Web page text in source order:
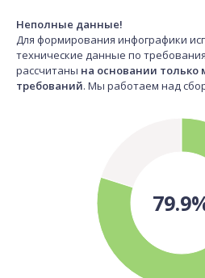
Неполные данные!
Для формирования инфографики
технические данные по
рассчитаны на основании
требований. Мы работаем над